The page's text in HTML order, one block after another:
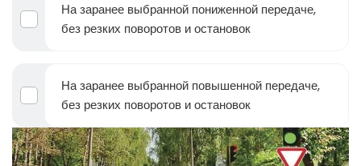
На заранее выбранной пониженной передаче,
без резких поворотов и остановок
На заранее выбранной повышенной передаче,
без резких поворотов и остановок